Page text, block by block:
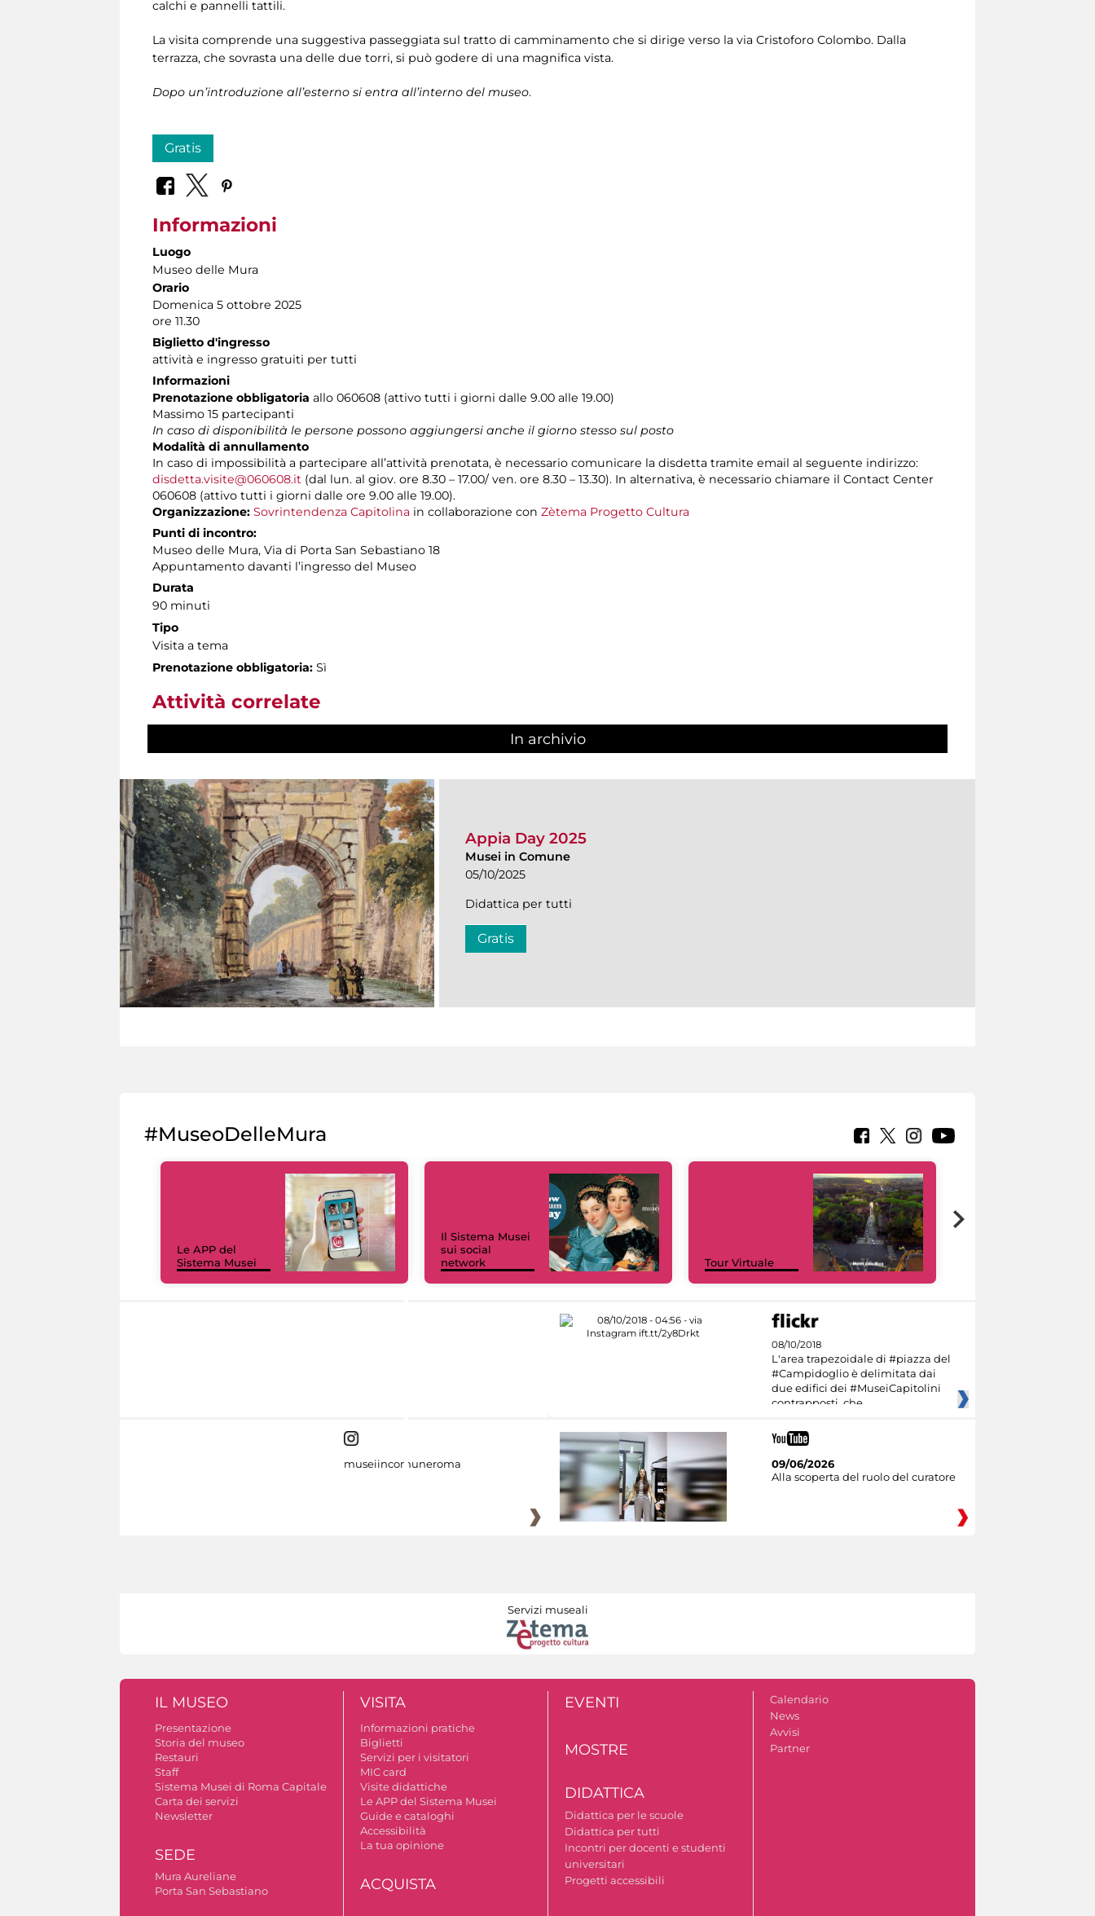
calchi e pannelli tattili.
La visita comprende una suggestiva passeggiata sul tratto di camminamento che si dirige verso la via Cristoforo Colombo. Dalla
terrazza, che sovrasta una delle due torri, si può godere di una magnifica vista.
Dopo un’introduzione all’esterno si entra all’interno del museo.
Gratis
Informazioni
Luogo
Museo delle Mura
Orario
Domenica 5 ottobre 2025
ore 11.30
Biglietto d'ingresso
attività e ingresso gratuiti per tutti
Informazioni
Prenotazione obbligatoria allo 060608 (attivo tutti i giorni dalle 9.00 alle 19.00)
Massimo 15 partecipanti
In caso di disponibilità le persone possono aggiungersi anche il giorno stesso sul posto
Modalità di annullamento
In caso di impossibilità a partecipare all’attività prenotata, è necessario comunicare la disdetta tramite email al seguente indirizzo:
disdetta.visite@060608.it (dal lun. al giov. ore 8.30 – 17.00/ ven. ore 8.30 – 13.30). In alternativa, è necessario chiamare il Contact Center
060608 (attivo tutti i giorni dalle ore 9.00 alle 19.00).
Organizzazione: Sovrintendenza Capitolina in collaborazione con Zètema Progetto Cultura
Punti di incontro:
Museo delle Mura, Via di Porta San Sebastiano 18
Appuntamento davanti l’ingresso del Museo
Durata
90 minuti
Tipo
Visita a tema
Prenotazione obbligatoria: Sì
Attività correlate
In archivio
Appia Day 2025
Musei in Comune
05/10/2025
Didattica per tutti
Gratis
#MuseoDelleMura
Le APP del
Sistema Musei
Il Sistema Musei
sui social
network
Tour Virtuale
08/10/2018
L'area trapezoidale di #piazza del
#Campidoglio è delimitata dai
due edifici dei #MuseiCapitolini
contrapposti, che
museiincomuneroma
09/06/2026
Alla scoperta del ruolo del curatore
Servizi museali
IL MUSEO
Presentazione
Storia del museo
Restauri
Staff
Sistema Musei di Roma Capitale
Carta dei servizi
Newsletter
SEDE
Mura Aureliane
Porta San Sebastiano
VISITA
Informazioni pratiche
Biglietti
Servizi per i visitatori
MIC card
Visite didattiche
Le APP del Sistema Musei
Guide e cataloghi
Accessibilità
La tua opinione
ACQUISTA
EVENTI
MOSTRE
DIDATTICA
Didattica per le scuole
Didattica per tutti
Incontri per docenti e studenti
universitari
Progetti accessibili
Calendario
News
Avvisi
Partner